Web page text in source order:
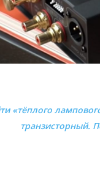
«тёплого
транзисторный.